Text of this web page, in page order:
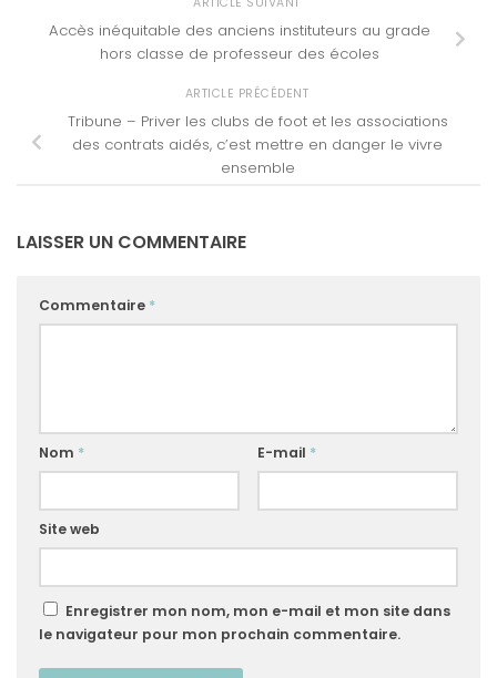
Accès inéquitable des anciens instituteurs au grade
hors classe de professeur des écoles
ARTICLE PRÉCÉDENT
Tribune – Priver les clubs de foot et les associations
des contrats aidés, c’est mettre en danger le vivre
ensemble
LAISSER UN COMMENTAIRE
Commentaire *
Nom * E-mail *
Site web
Enregistrer mon nom, mon e-mail et mon site dans
le navigateur pour mon prochain commentaire.